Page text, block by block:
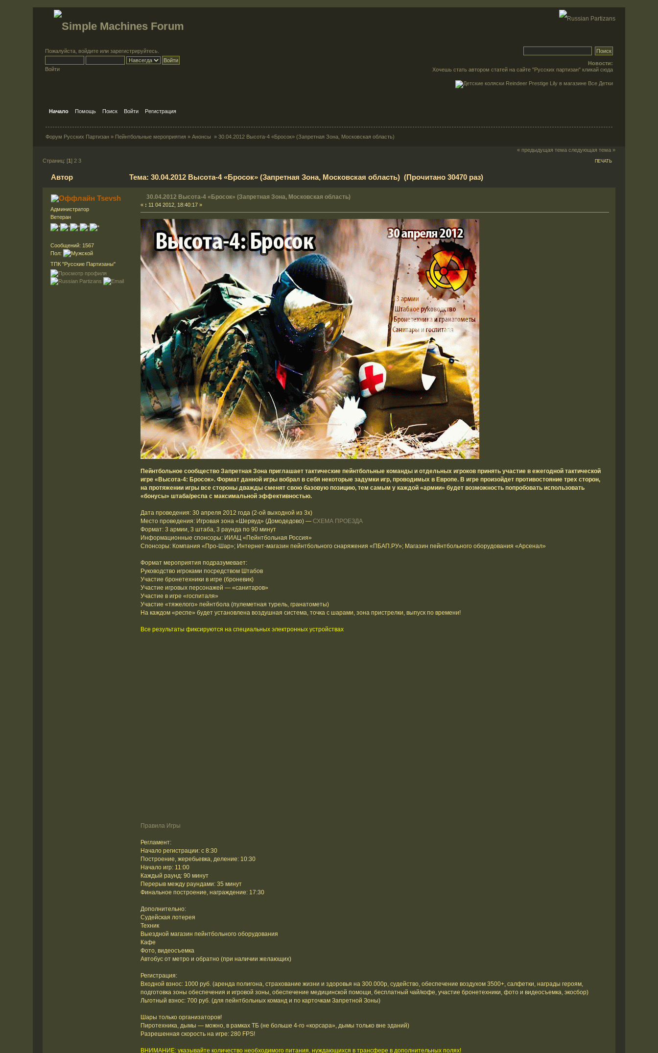
Пожалуйста,войдите илизарегистрируйтесь
Войти
Новости:
Хочешь стать автором статей на сайте "Русских партизан" кликай сюда
Начало Помощь Поиск Войти Регистрация
Форум Русских Партизан » Пейнтбольные мероприятия »Анонсы »30.04.2012 Высота-4 «Бросок» (Запретная Зона, Московская область)
« предыдущая тема следующая тема »
ПЕЧАТЬ
Страниц: [1]2 3
Автор Тема: 30.04.2012 Высота-4 «Бросок» (Запретная Зона, Московская область) (Прочитано 30470 раз)
Tsevsh
Администратор
Ветеран
Сообщений: 1567
Пол:
ТПК "Русские Партизаны"
30.04.2012 Высота-4 «Бросок» (Запретная Зона, Московская область)
« : 11 04 2012, 18:40:17 »
Пейнтбольное сообщество Запретная Зона приглашает тактические пейнтбольные команды и отдельных игроков принять участие в ежегодной тактической
игре «Высота-4: Бросок». Формат данной игры вобрал в себя некоторые задумки игр, проводимых в Европе. В игре произойдет противостояние трех сторон,
на протяжении игры все стороны дважды сменят свою базовую позицию, тем самым у каждой «армии» будет возможность попробовать использовать
«бонусы» штаба/респа с максимальной эффективностью.
Дата проведения: 30 апреля 2012 года (2-ой выходной из 3х)
Место проведения: Игровая зона «Шервуд» (Домодедово) — СХЕМА ПРОЕЗДА
Формат: 3 армии, 3 штаба, 3 раунда по 90 минут
Информационные спонсоры: ИИАЦ «Пейнтбольная Россия»
Спонсоры: Компания «Про-Шар»; Интернет-магазин пейнтбольного снаряжения «ПБАП.РУ»; Магазин пейнтбольного оборудования «Арсенал»
Формат мероприятия подразумевает:
Руководство игроками посредством Штабов
Участие бронетехники в игре (броневик)
Участие игровых персонажей — «санитаров»
Участие в игре «госпиталя»
Участие «тяжелого» пейнтбола (пулеметная турель, гранатометы)
На каждом «респе» будет установлена воздушная система, точка с шарами, зона пристрелки, выпуск по времени!
Все результаты фиксируются на специальных электронных устройствах
Правила Игры
Регламент:
Начало регистрации: с 8:30
Построение, жеребьевка, деление: 10:30
Начало игр: 11:00
Каждый раунд: 90 минут
Перерыв между раундами: 35 минут
Финальное построение, награждение: 17:30
Дополнительно:
Судейская лотерея
Техник
Выездной магазин пейнтбольного оборудования
Кафе
Фото, видеосъемка
Автобус от метро и обратно (при наличии желающих)
Регистрация:
Входной взнос: 1000 руб. (аренда полигона, страхование жизни и здоровья на 300.000р, судейство, обеспечение воздухом 3500+, салфетки, награды героям,
подготовка зоны обеспечения и игровой зоны, обеспечение медицинской помощи, бесплатный чай/кофе, участие бронетехники, фото и видеосъемка, экосбор)
Льготный взнос: 700 руб. (для пейнтбольных команд и по карточкам Запретной Зоны)
Шары только организаторов!
Пиротехника, дымы — можно, в рамках ТБ (не больше 4-го «корсара», дымы только вне зданий)
Разрешенная скорость на игре: 280 FPS!
ВНИМАНИЕ: указывайте количество необходимого питания, нуждающихся в трансфере в дополнительных полях!